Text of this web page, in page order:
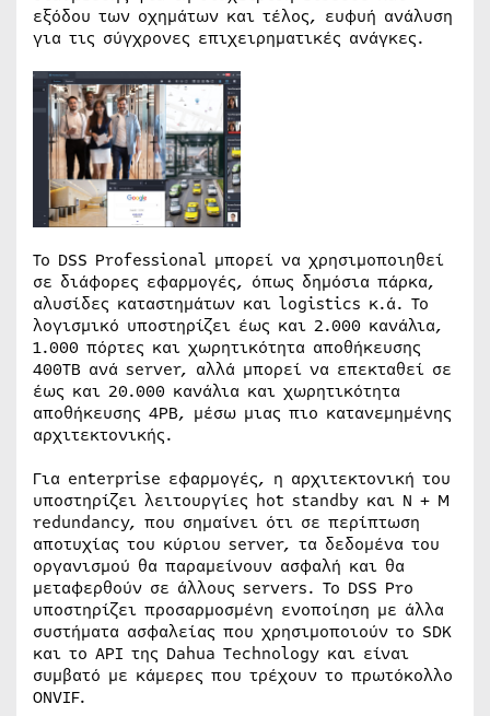
εξόδου των οχημάτων και τέλος, ευφυή ανάλυση
για τις σύγχρονες επιχειρηματικές ανάγκες.
Το DSS Professional μπορεί να χρησιμοποιηθεί
σε διάφορες εφαρμογές, όπως δημόσια πάρκα,
αλυσίδες καταστημάτων και logistics κ.ά. Το
λογισμικό υποστηρίζει έως και 2.000 κανάλια,
1.000 πόρτες και χωρητικότητα αποθήκευσης
400TB ανά server, αλλά μπορεί να επεκταθεί σε
έως και 20.000 κανάλια και χωρητικότητα
αποθήκευσης 4PB, μέσω μιας πιο κατανεμημένης
αρχιτεκτονικής.
Για enterprise εφαρμογές, η αρχιτεκτονική του
υποστηρίζει λειτουργίες hot standby και N + M
redundancy, που σημαίνει ότι σε περίπτωση
αποτυχίας του κύριου server, τα δεδομένα του
οργανισμού θα παραμείνουν ασφαλή και θα
μεταφερθούν σε άλλους servers. Το DSS Pro
υποστηρίζει προσαρμοσμένη ενοποίηση με άλλα
συστήματα ασφαλείας που χρησιμοποιούν το SDK
και το API της Dahua Technology και είναι
συμβατό με κάμερες που τρέχουν το πρωτόκολλο
ONVIF.